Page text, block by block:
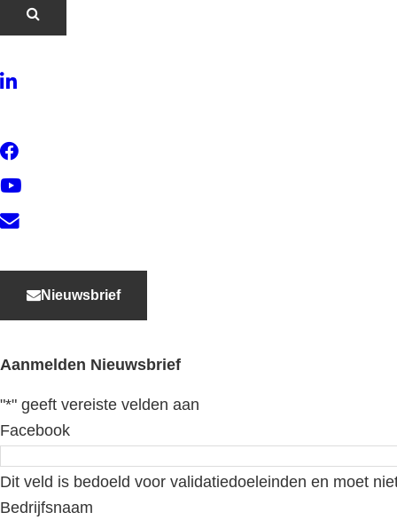
LinkedIn
YouTube
Contact
Nieuwsbrief
Aanmelden Nieuwsbrief
"*" geeft vereiste velden aan
Facebook
Dit veld is bedoeld voor validatiedoeleinden en moet
Bedrijfsnaam